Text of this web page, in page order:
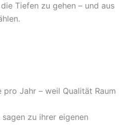
Tiefen zu gehen – und aus
pro Jahr – weil Qualität Raum
sagen zu ihrer eigenen